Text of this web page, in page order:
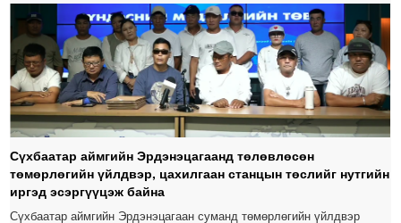
Сүхбаатар аймгийн Эрдэнэцагаанд төлөвлөсөн
төмөрлөгийн үйлдвэр, цахилгаан станцын төслийг нутгийн
иргэд эсэргүүцэж байна
Сүхбаатар аймгийн Эрдэнэцагаан суманд төмөрлөгийн үйлдвэр